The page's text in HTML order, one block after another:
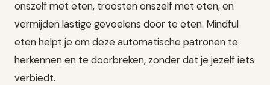
onszelf met eten, troosten onszelf met eten, en
vermijden lastige gevoelens door te eten. Mindful
eten helpt je om deze automatische patronen te
herkennen en te doorbreken, zonder dat je jezelf iets
verbiedt.